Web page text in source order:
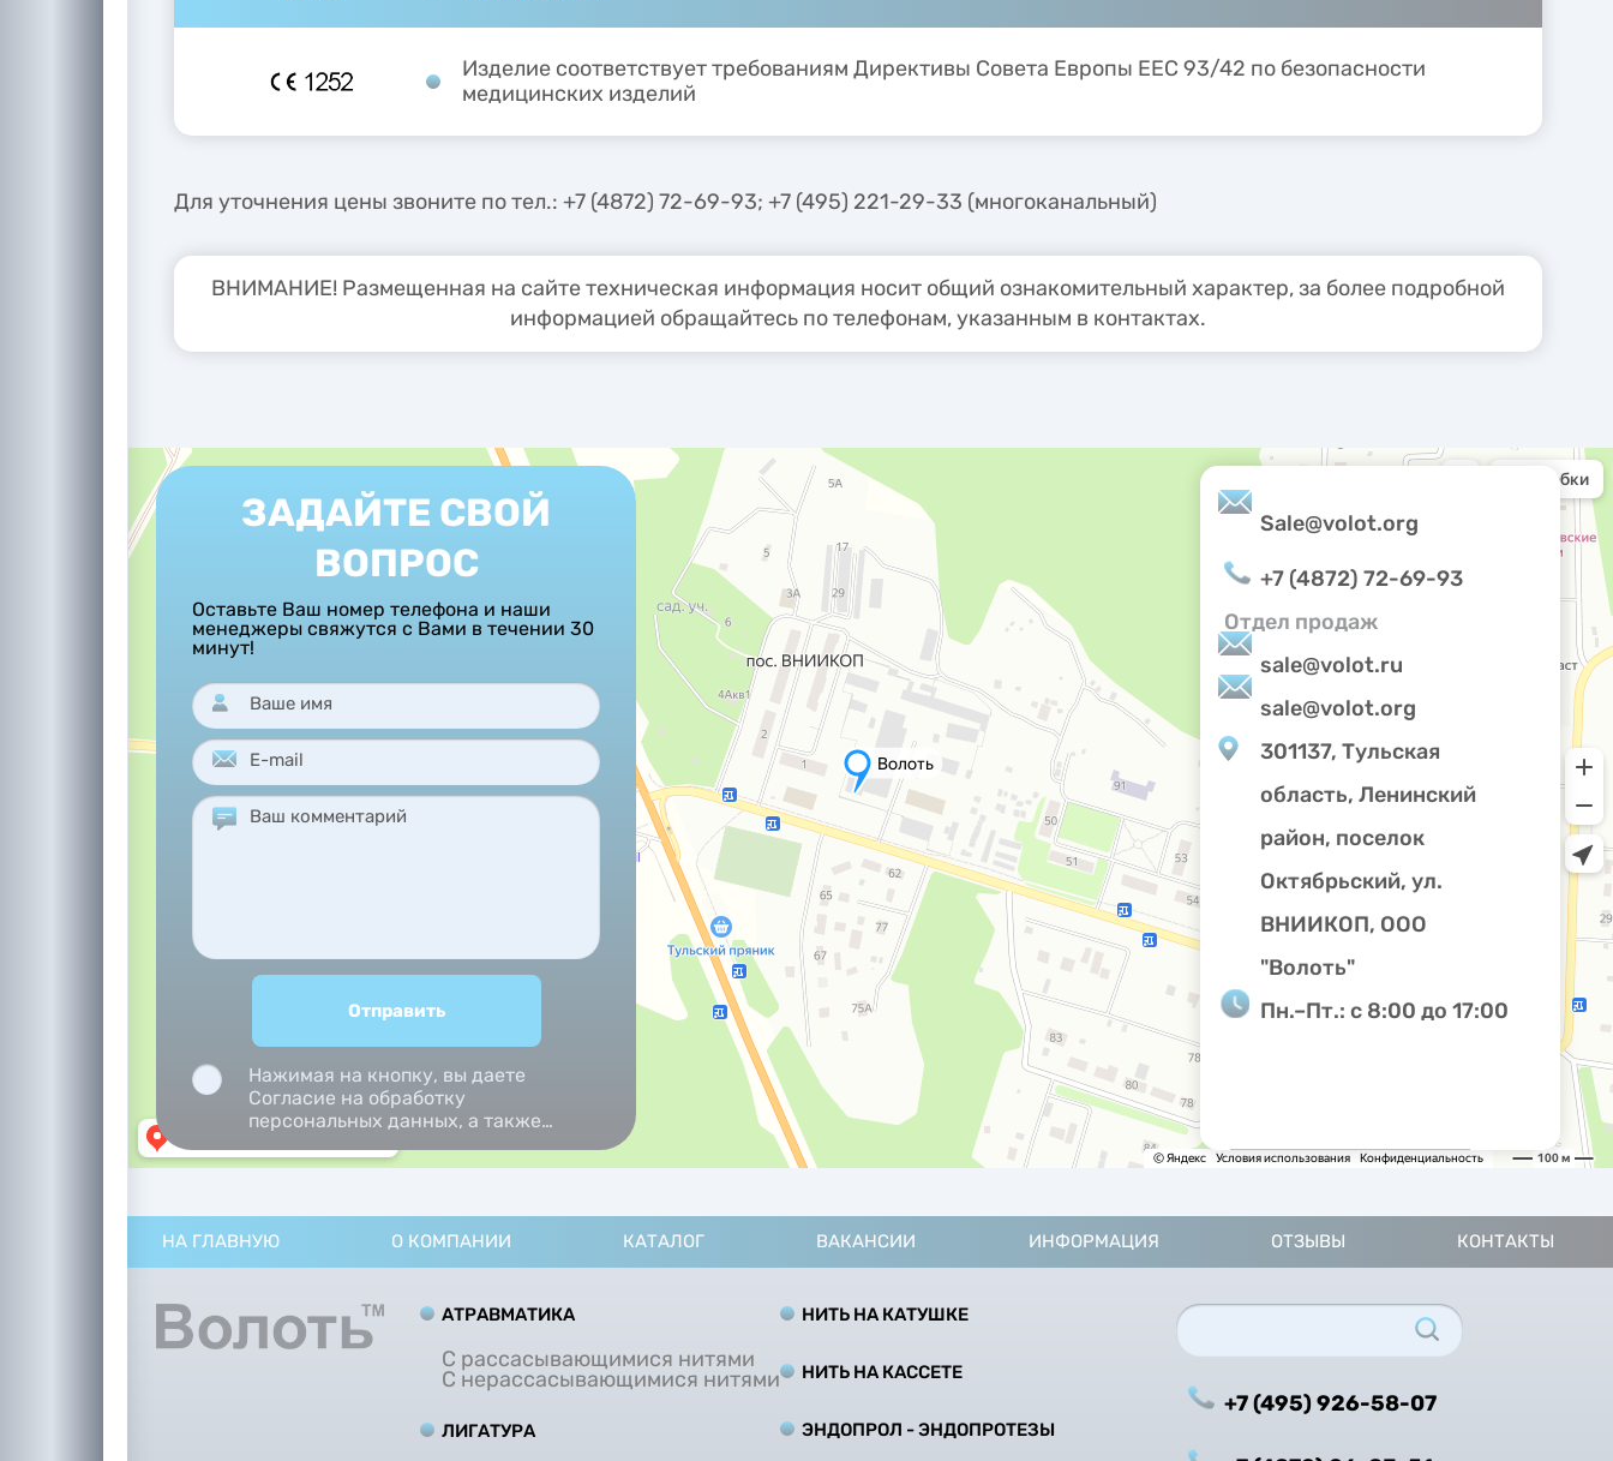
Изделие соответствует требованиям Директивы Совета Европы ЕЕС 93/42 по безопасности
медицинских изделий
Для уточнения цены звоните по тел.: +7 (4872) 72-69-93; +7 (495) 221-29-33 (многоканальный)
ВНИМАНИЕ! Размещенная на сайте техническая информация носит общий ознакомительный характер, за более подробной
информацией обращайтесь по телефонам, указанным в контактах.
ЗАДАЙТЕ СВОЙ
ВОПРОС
Оставьте Ваш номер телефона и наши
менеджеры свяжутся с Вами в течении 30
минут!
Нажимая на кнопку, вы даете
Согласие на обработку
персональных данных, а также
персональных данных
Sale@volot.org
+7 (4872) 72-69-93
Отдел продаж
sale@volot.ru
sale@volot.org
301137, Тульская
область, Ленинский
район, поселок
Октябрьский, ул.
ВНИИКОП, ООО
"Волоть"
Пн.–Пт.: с 8:00 до 17:00
НА ГЛАВНУЮ О КОМПАНИИ КАТАЛОГ ВАКАНСИИ ИНФОРМАЦИЯ ОТЗЫВЫ КОНТАКТЫ
АТРАВМАТИКА
С рассасывающимися нитями
С нерассасывающимися нитями
ЛИГАТУРА
НИТЬ НА КАТУШКЕ
НИТЬ НА КАCCЕТЕ
ЭНДОПРОЛ - ЭНДОПРОТЕЗЫ
+7 (495) 926-58-07
Privacy notice